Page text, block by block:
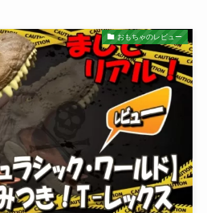
おもちゃのレビュー